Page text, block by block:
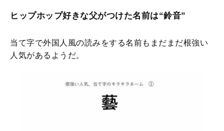
ヒップホップ好きな父がつけた名前は“鈴音”
当て字で外国人風の読みをする名前もまだまだ根強い
人気があるようだ。